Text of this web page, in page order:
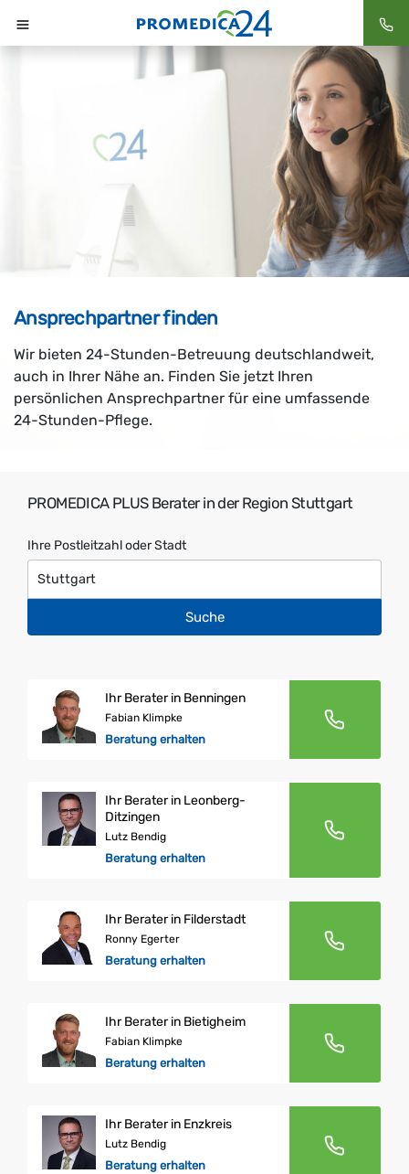
Ansprechpartner finden
Wir bieten 24-Stunden-Betreuung deutschlandweit,
auch in Ihrer Nähe an. Finden Sie jetzt Ihren
persönlichen Ansprechpartner für eine umfassende
24-Stunden-Pflege.
PROMEDICA PLUS Berater in der Region Stuttgart
Ihre Postleitzahl oder Stadt
Suche
Ihr Berater in Benningen
Fabian Klimpke
Beratung erhalten
Ihr Berater in Leonberg-
Ditzingen
Lutz Bendig
Beratung erhalten
Ihr Berater in Filderstadt
Ronny Egerter
Beratung erhalten
Ihr Berater in Bietigheim
Fabian Klimpke
Beratung erhalten
Ihr Berater in Enzkreis
Lutz Bendig
Beratung erhalten